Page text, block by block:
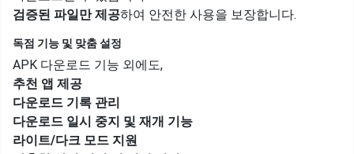
검증된 파일만 제공하여 안전한 사용을 보장합니다.
독점 기능 및 맞춤 설정
APK 다운로드 기능 외에도,
추천 앱 제공
다운로드 기록 관리
다운로드 일시 중지 및 재개 기능
라이트/다크 모드 지원